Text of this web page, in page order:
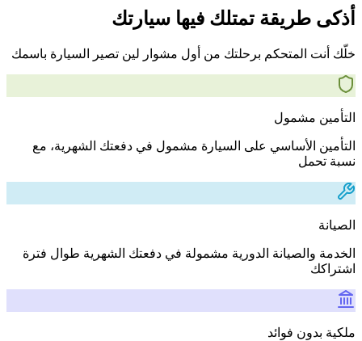
أذكى طريقة تمتلك فيها سيارتك
خلّك أنت المتحكم برحلتك من أول مشوار لين تصير السيارة باسمك
التأمين مشمول
التأمين الأساسي على السيارة مشمول في دفعتك الشهرية، مع
نسبة تحمل
الصيانة
الخدمة والصيانة الدورية مشمولة في دفعتك الشهرية طوال فترة
اشتراكك
ملكية بدون فوائد